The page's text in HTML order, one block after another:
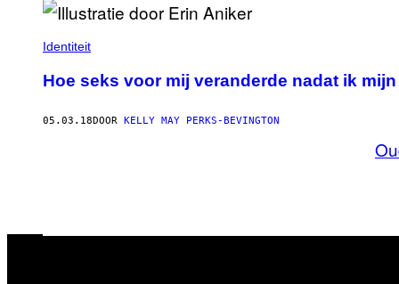
Identiteit
Hoe seks voor mij veranderde nadat ik
05.03.18DOOR KELLY MAY PERKS-BEVINGTON